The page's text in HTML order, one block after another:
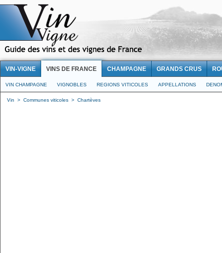
VIN-VIGNE VINS DE FRANCE CHAMPAGNE GRANDS CRUS
VIN CHAMPAGNE VIGNOBLES REGIONS VITICOLES APPELLATIONS
Vin > Communes viticoles > Chartèves